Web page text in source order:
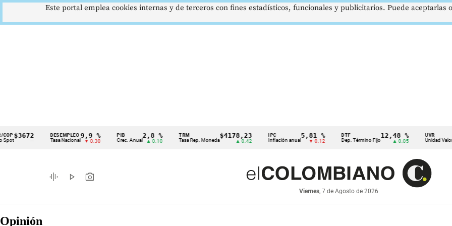
Cintillo
indicadores
económicos
—
DESEMPLEO
Tasa Nacional
9,9 %
▼ 0.30
PIB
Crec. Anual
2,8 %
▲ 0.10
TRM
Tasa Rep. Moneda
$4178,23
▲ 0.42
IPC
Inflación anual
5,81 %
▼ 0.12
DTF
Dep. Término Fijo
12,48 %
▲ 0.05
UVR
Unidad Valor Real
graphic_eq play_arrow photo_camera
Viernes, 7 de Agosto de 2026
Opinión
Este portal emplea cookies internas y de terceros con fines estadísticos, funcionales y publicitarios. Puede aceptarlas